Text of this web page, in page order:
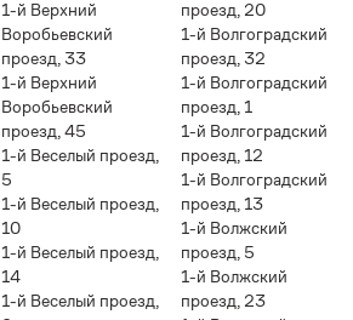
1-й Верхний
Воробьевский
проезд, 33
1-й Верхний
Воробьевский
проезд, 45
1-й Веселый проезд,
5
1-й Веселый проезд,
10
1-й Веселый проезд,
14
1-й Веселый проезд,
проезд, 20
1-й Волгоградский
проезд, 32
1-й Волгоградский
проезд, 1
1-й Волгоградский
проезд, 12
1-й Волгоградский
проезд, 13
1-й Волжский
проезд, 5
1-й Волжский
проезд, 23